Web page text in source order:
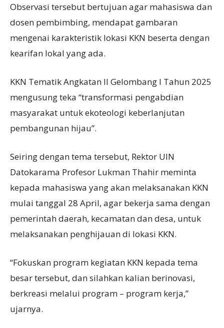
Observasi tersebut bertujuan agar mahasiswa dan
dosen pembimbing, mendapat gambaran
mengenai karakteristik lokasi KKN beserta dengan
kearifan lokal yang ada.
KKN Tematik Angkatan II Gelombang I Tahun 2025
mengusung teka “transformasi pengabdian
masyarakat untuk ekoteologi keberlanjutan
pembangunan hijau”.
Seiring dengan tema tersebut, Rektor UIN
Datokarama Profesor Lukman Thahir meminta
kepada mahasiswa yang akan melaksanakan KKN
mulai tanggal 28 April, agar bekerja sama dengan
pemerintah daerah, kecamatan dan desa, untuk
melaksanakan penghijauan di lokasi KKN.
“Fokuskan program kegiatan KKN kepada tema
besar tersebut, dan silahkan kalian berinovasi,
berkreasi melalui program – program kerja,”
ujarnya.